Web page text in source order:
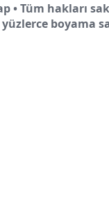
• Tüm hakları
boyama